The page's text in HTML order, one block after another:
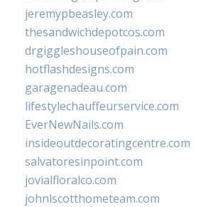
jeremypbeasley.com
thesandwichdepotcos.com
drgiggleshouseofpain.com
hotflashdesigns.com
garagenadeau.com
lifestylechauffeurservice.com
EverNewNails.com
insideoutdecoratingcentre.com
salvatoresinpoint.com
jovialfloralco.com
johnlscotthometeam.com